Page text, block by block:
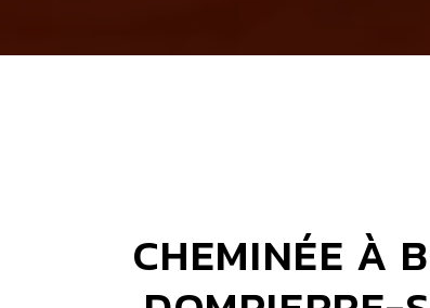
CHEMINÉE À